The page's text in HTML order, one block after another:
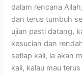
dalam rencana
dan terus tumbuh
ujian pasti datang,
kesucian dan
setiap kali, ia akan
kali, kalau mau